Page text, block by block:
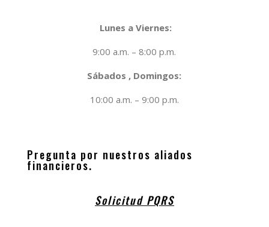
Lunes a Viernes:
9:00 a.m. – 8:00 p.m.
Sábados , Domingos:
10:00 a.m. – 9:00 p.m.
Pregunta por nuestros aliados
financieros.
Solicitud PQRS